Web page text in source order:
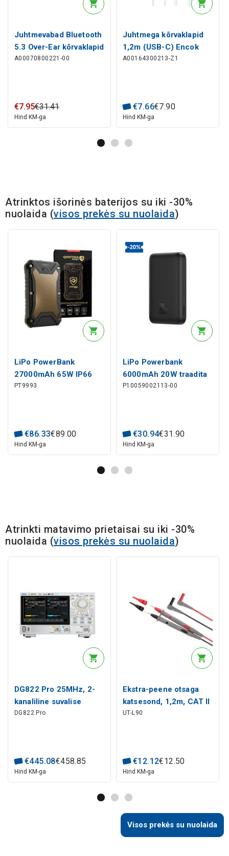
Juhtmevabad Bluetooth
5.3 Over-Ear kõrvaklapid
Bass 35 Max
A00070800221-00
€7.95€31.41
Hind KM-ga
Juhtmega kõrvaklapid
1,2m (USB-C) Encok
CZ11, valge
A00164300213-Z1
€7.66€7.90
Hind KM-ga
Atrinktos išorinės baterijos su iki -30%
nuolaida (visos prekės su nuolaida)
LiPo PowerBank
27000mAh 65W IP66
juhtmevaba laadija
PT9993
€86.33€89.00
Hind KM-ga
LiPo Powerbank
6000mAh 20W traadita
laadimine 15W USB-C
P10059002113-00
€30.94€31.90
Hind KM-ga
Atrinkti matavimo prietaisai su iki -30%
nuolaida (visos prekės su nuolaida)
DG822 Pro 25MHz, 2-
kanaliline suvalise
funktsiooni generaator,
DG822 Pro
€445.08€458.85
Hind KM-ga
Ekstra-peene otsaga
katsesond, 1,2m, CAT II
10V, UNI-T
UT-L90
€12.12€12.50
Hind KM-ga
Visos prekės su nuolaida